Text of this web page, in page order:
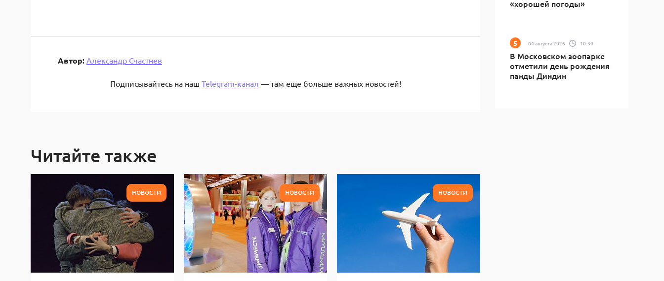
Автор: Александр Счастнев
Подписывайтесь на наш Telegram-канал — там еще больше важных новостей!
Читайте также
НОВОСТИ НОВОСТИ НОВОСТИ
«хорошей погоды»
04 августа 2026 10:30
В Московском зоопарке
отметили день рождения
панды Диндин